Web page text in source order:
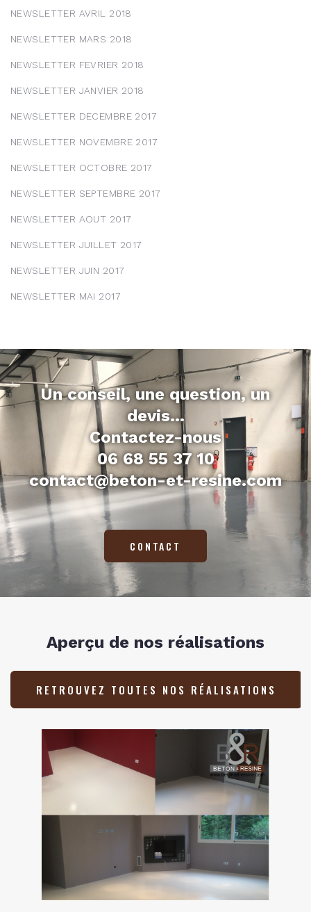
NEWSLETTER AVRIL 2018
NEWSLETTER MARS 2018
NEWSLETTER FEVRIER 2018
NEWSLETTER JANVIER 2018
NEWSLETTER DECEMBRE 2017
NEWSLETTER NOVEMBRE 2017
NEWSLETTER OCTOBRE 2017
NEWSLETTER SEPTEMBRE 2017
NEWSLETTER AOUT 2017
NEWSLETTER JUILLET 2017
NEWSLETTER JUIN 2017
NEWSLETTER MAI 2017
Un conseil, une question, un
devis...
Contactez-nous
06 68 55 37 10
contact@beton-et-resine.com
CONTACT
Aperçu de nos réalisations
RETROUVEZ TOUTES NOS RÉALISATIONS